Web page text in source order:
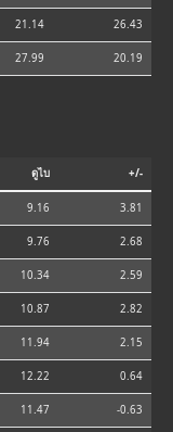
21.14 26.43
27.99 20.19
ดูไบ +/-
9.16 3.81
9.76 2.68
10.34 2.59
10.87 2.82
11.94 2.15
12.22 0.64
11.47 -0.63